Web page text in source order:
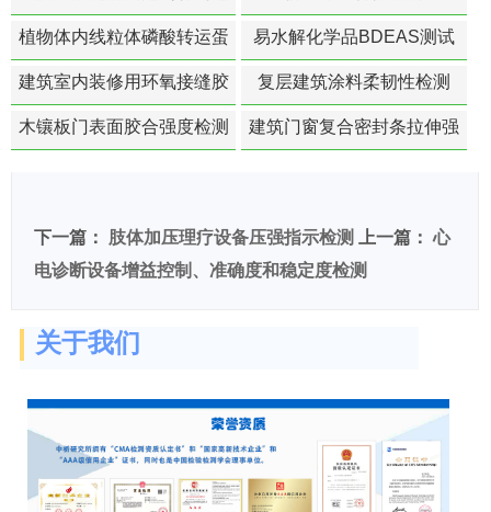
化寿命预测的经典模型
植物体内线粒体磷酸转运蛋
白活性检测
易水解化学品BDEAS测试
建筑室内装修用环氧接缝胶
苯含量检测
复层建筑涂料柔韧性检测
木镶板门表面胶合强度检测
建筑门窗复合密封条拉伸强
下一篇： 肢体加压理疗设备压强指示检测 上一篇：心
电诊断设备增益控制、准确度和稳定度检测
关于我们